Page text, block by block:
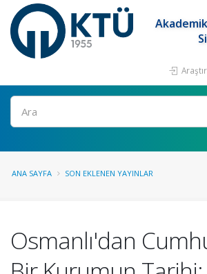
Ara
ANA SAYFA SON EKLENEN YAYINLAR
Osmanlı'dan